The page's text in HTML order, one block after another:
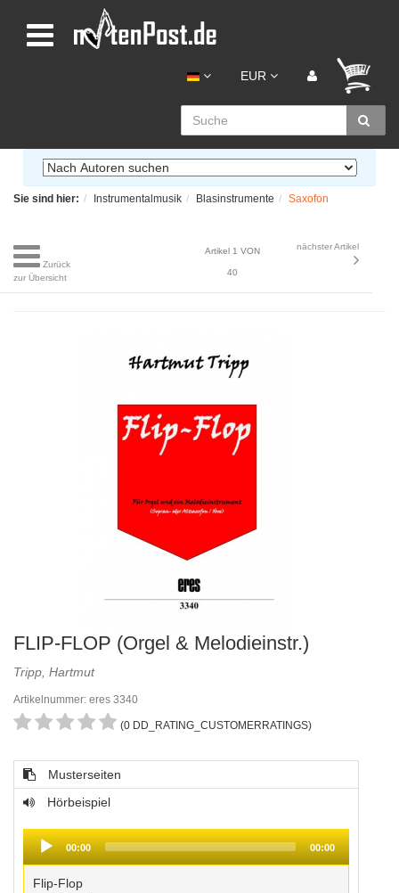
EUR
Sie sind hier: Instrumentalmusik Blasinstrumente Saxofon
Zurück
zur Übersicht
Artikel 1 VON
40
nächster Artikel
FLIP-FLOP (Orgel & Melodieinstr.)
Tripp, Hartmut
Artikelnummer: eres 3340
(0 DD_RATING_CUSTOMERRATINGS)
Musterseiten
Hörbeispiel
Player
00:00 00:00
Flip-Flop